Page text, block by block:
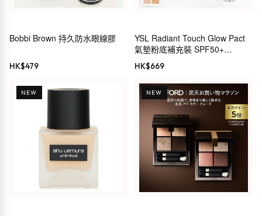
Bobbi Brown 持久防水眼線膠
HK$479
YSL Radiant Touch Glow Pact
氣墊粉底補充裝 SPF50+
PA++++
HK$669
NEW NEW